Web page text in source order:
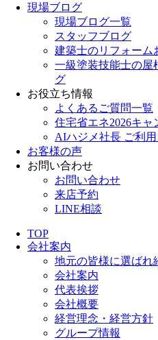
現場ブログ
現場ブログ一覧
スタッフブログ
建築士のリフォーム
一級塗装技能士の屋
グ
お役立ち情報
よくあるご質問一覧
住宅省エネ2026キャ
AIハジメ社長 ご利用
お客様の声
お問い合わせ
お問い合わせ
来店予約
LINE相談
TOP
会社案内
地元の皆様に選ばれ
会社案内
代表挨拶
会社概要
経営理念・経営方針
グループ情報